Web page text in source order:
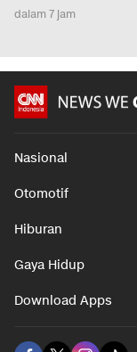
Belum Usai
dalam 7 jam
Nasional
Otomotif
Hiburan
Gaya Hidup